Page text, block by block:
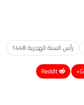
رأس السنة الهجرية 1448
ReddIt